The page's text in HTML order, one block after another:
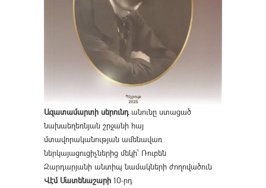
Ազատամարտի սերունդանունը ստացած
նախաեղեռնյան շրջանի հայ
մտավորականության ամենավառ
ներկայացուցիչներից մեկի՝ Ռուբեն
Զարդարյանի անտիպ նամակների ժողովածուն
Վէմ Մատենաշարի 10-րդ